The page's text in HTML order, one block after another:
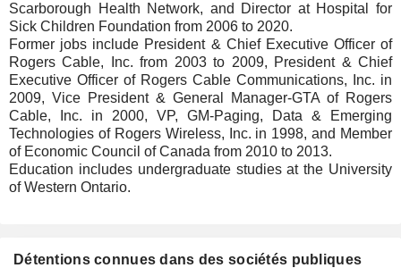
Scarborough Health Network, and Director at Hospital for
Sick Children Foundation from 2006 to 2020.
Former jobs include President & Chief Executive Officer of
Rogers Cable, Inc. from 2003 to 2009, President & Chief
Executive Officer of Rogers Cable Communications, Inc. in
2009, Vice President & General Manager-GTA of Rogers
Cable, Inc. in 2000, VP, GM-Paging, Data & Emerging
Technologies of Rogers Wireless, Inc. in 1998, and Member
of Economic Council of Canada from 2010 to 2013.
Education includes undergraduate studies at the University
of Western Ontario.
Détentions connues dans des sociétés publiques